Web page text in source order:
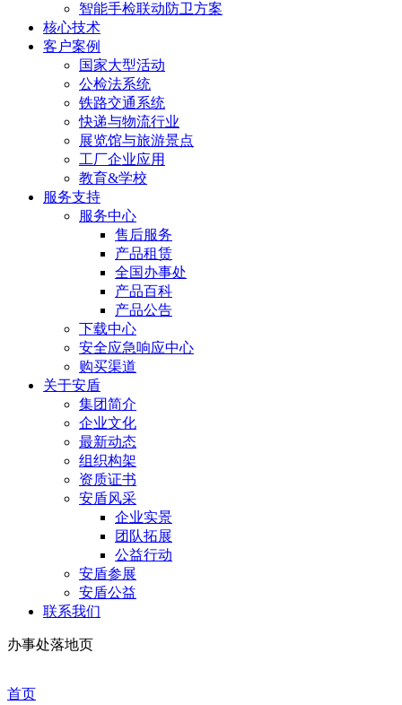
智能手检联动防卫方案
核心技术
客户案例
国家大型活动
公检法系统
铁路交通系统
快递与物流行业
展览馆与旅游景点
工厂企业应用
教育&学校
服务支持
服务中心
售后服务
产品租赁
全国办事处
产品百科
产品公告
下载中心
安全应急响应中心
购买渠道
关于安盾
集团简介
企业文化
最新动态
组织构架
资质证书
安盾风采
企业实景
团队拓展
公益行动
安盾参展
安盾公益
联系我们
办事处落地页
首页